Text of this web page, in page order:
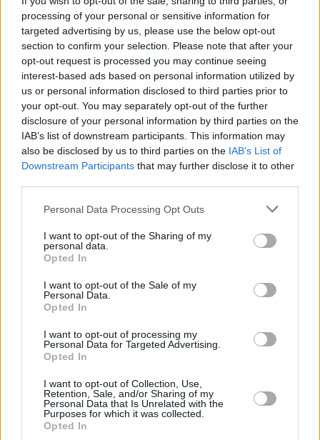
processing of your personal or sensitive information for
targeted advertising by us, please use the below opt-out
section to confirm your selection. Please note that after your
opt-out request is processed you may continue seeing
interest-based ads based on personal information utilized by
us or personal information disclosed to third parties prior to
your opt-out. You may separately opt-out of the further
disclosure of your personal information by third parties on the
IAB’s list of downstream participants. This information may
also be disclosed by us to third parties on the IAB’s List of
Downstream Participants that may further disclose it to other
Personal Data Processing Opt Outs
I want to opt-out of the Sharing of my
personal data.
Opted In
I want to opt-out of the Sale of my
Personal Data.
Opted In
I want to opt-out of processing my
Personal Data for Targeted Advertising.
Opted In
I want to opt-out of Collection, Use,
Retention, Sale, and/or Sharing of my
Personal Data that Is Unrelated with the
Purposes for which it was collected.
Opted In
Kaczyńskiego po Wielkopolsce wcale nie idzie
gładko. Najpierw poznański Uniwersytet im. Adama
Mickiewicza nie zgodził się na udostępnienie sali w
Gnieźnie na spotkanie prezesa PiS z wyborcami, a
potem sołtys Zalasewa Adrian Senyk publicznie
wyraził swoją niechęć wobec planowanej wizyty
Kaczyńskiego w swojej wsi.
Czytaj także: Kaczyński pokazał, kto rządzi. Tak
odpowiedział krytykom Morawieckiego
Senyk wraz z radą sołeckiej wsi wydali
oświadczenie, w którym wskazali, że o spotkaniu
Kaczyńskiego z mieszkańcami dowiedzieli się z
mediów i odcinają się od niego.